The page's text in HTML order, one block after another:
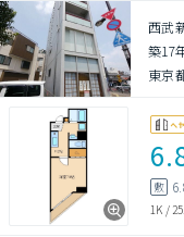
西武
築17
東京
敷
1K /